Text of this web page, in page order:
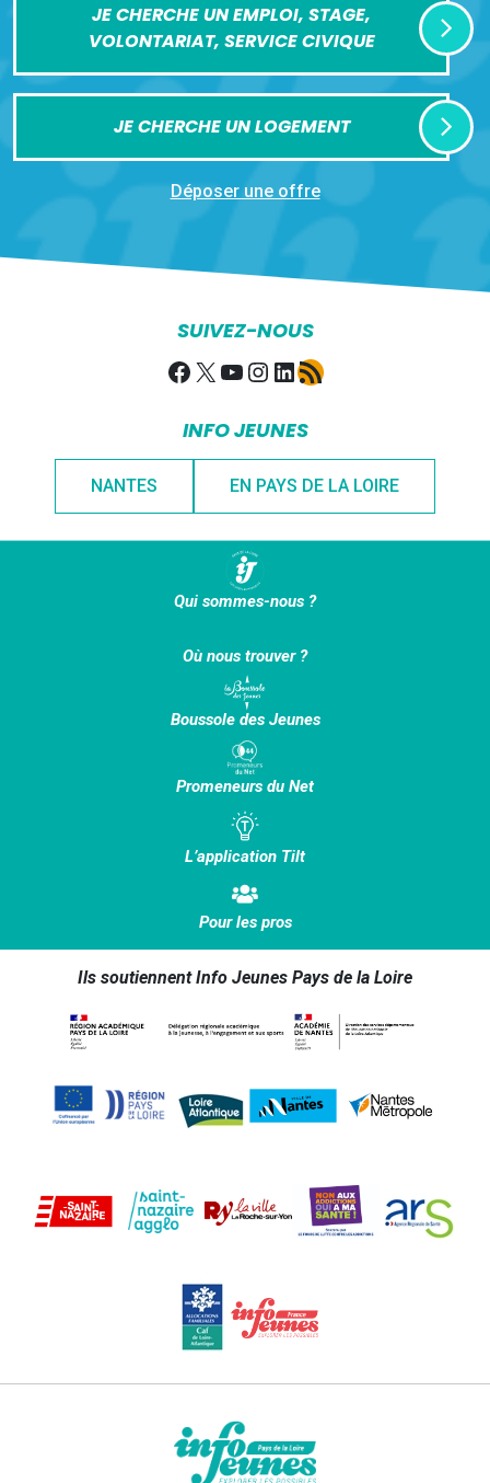
JE CHERCHE UN EMPLOI, STAGE,
VOLONTARIAT, SERVICE CIVIQUE
JE CHERCHE UN LOGEMENT
Déposer une offre
SUIVEZ-NOUS
Facebook
X YouTube
Instagram
LinkedIn
Flux RSS
INFO JEUNES
NANTES EN PAYS DE LA LOIRE
Qui sommes-nous ?
Où nous trouver ?
Boussole des Jeunes
Promeneurs du Net
L’application Tilt
Pour les pros
Ils soutiennent Info Jeunes Pays de la Loire